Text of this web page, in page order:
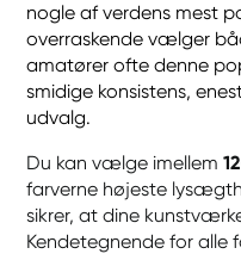
nogle af verdens mest
overraskende vælger
amatører ofte denne
smidige konsistens,
udvalg.
Du kan vælge imellem
farverne højeste
sikrer, at dine
Kendetegnende for alle